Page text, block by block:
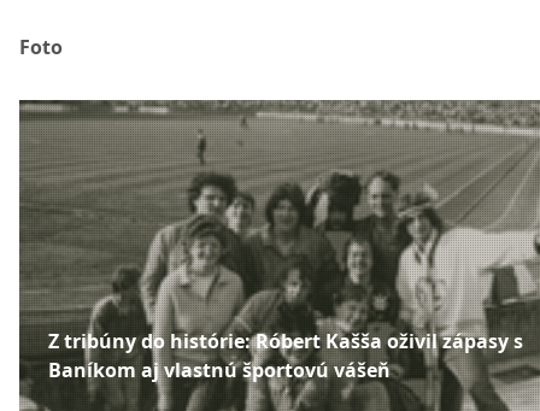
Foto
Z tribúny do histórie: Róbert Kašša oživil zápasy s
Baníkom aj vlastnú športovú vášeň